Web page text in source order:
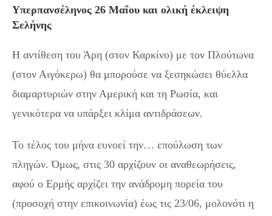
Υπερπανσέληνος 26 Μαΐου και ολική έκλειψη
Σελήνης
Η αντίθεση του Άρη (στον Καρκίνο) με τον Πλούτωνα
(στον Αιγόκερω) θα μπορούσε να ξεσηκώσει θύελλα
διαμαρτυριών στην Αμερική και τη Ρωσία, και
γενικότερα να υπάρξει κλίμα αντιδράσεων.
Το τέλος του μήνα ευνοεί την… επούλωση των
πληγών. Όμως, στις 30 αρχίζουν οι αναθεωρήσεις,
αφού ο Ερμής αρχίζει την ανάδρομη πορεία του
(προσοχή στην επικοινωνία) έως τις 23/06, μολονότι η